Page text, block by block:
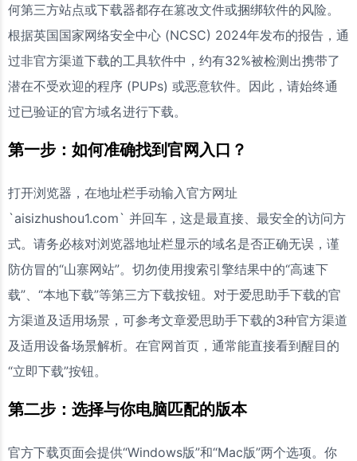
何第三方站点或下载器都存在篡改文件或捆绑软件的风险。
根据英国国家网络安全中心 (NCSC) 2024年发布的报告，通
过非官方渠道下载的工具软件中，约有32%被检测出携带了
潜在不受欢迎的程序 (PUPs) 或恶意软件。因此，请始终通
过已验证的官方域名进行下载。
第一步：如何准确找到官网入口？
打开浏览器，在地址栏手动输入官方网址
`aisizhushou1.com` 并回车，这是最直接、最安全的访问方
式。请务必核对浏览器地址栏显示的域名是否正确无误，谨
防仿冒的“山寨网站”。切勿使用搜索引擎结果中的“高速下
载”、“本地下载”等第三方下载按钮。对于爱思助手下载的官
方渠道及适用场景，可参考文章爱思助手下载的3种官方渠道
及适用设备场景解析。在官网首页，通常能直接看到醒目的
“立即下载”按钮。
第二步：选择与你电脑匹配的版本
官方下载页面会提供“Windows版”和“Mac版”两个选项。你